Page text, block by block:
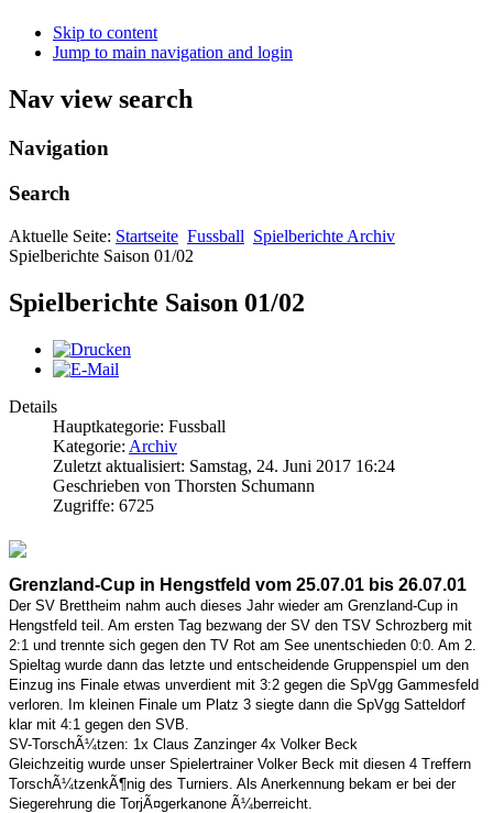
Skip to content
Jump to main navigation and login
Nav view search
Navigation
Search
Aktuelle Seite: Startseite Fussball Spielberichte Archiv
Spielberichte Saison 01/02
Spielberichte Saison 01/02
Details
Hauptkategorie: Fussball
Kategorie: Archiv
Zuletzt aktualisiert: Samstag, 24. Juni 2017 16:24
Geschrieben von Thorsten Schumann
Zugriffe: 6725
Grenzland-Cup in Hengstfeld vom 25.07.01 bis 26.07.01
Der SV Brettheim nahm auch dieses Jahr wieder am Grenzland-Cup in
Hengstfeld teil. Am ersten Tag bezwang der SV den TSV Schrozberg mit
2:1 und trennte sich gegen den TV Rot am See unentschieden 0:0. Am 2.
Spieltag wurde dann das letzte und entscheidende Gruppenspiel um den
Einzug ins Finale etwas unverdient mit 3:2 gegen die SpVgg Gammesfeld
verloren. Im kleinen Finale um Platz 3 siegte dann die SpVgg Satteldorf
klar mit 4:1 gegen den SVB.
SV-TorschÃ¼tzen: 1x Claus Zanzinger 4x Volker Beck
Gleichzeitig wurde unser Spielertrainer Volker Beck mit diesen 4 Treffern
TorschÃ¼tzenkÃ¶nig des Turniers. Als Anerkennung bekam er bei der
Siegerehrung die TorjÃ¤gerkanone Ã¼berreicht.